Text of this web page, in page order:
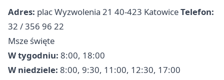
Adres: plac Wyzwolenia 21 40-423 KatowiceTelefon:
32 / 356 96 22
Msze święte
W tygodniu: 8:00, 18:00
W niedziele: 8:00, 9:30, 11:00, 12:30, 17:00